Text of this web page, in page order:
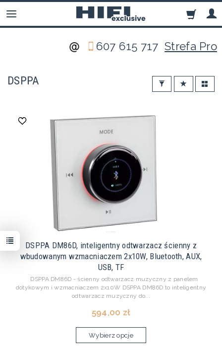
607 615 717Strefa Pro
DSPPA
DSPPA DM86D, inteligentny odtwarzacz ścienny z
wbudowanym wzmacniaczem 2x10W, Bluetooth, AUX,
USB, TF
DSPPA DM86D - ścienny odtwarzacz muzyczny z panelem
dotykowym i wzmacniaczem 2x10W DSPPA DM86D to inteligentny
odtwarzacz muzyczny do...
594,00 zł
Wybierz opcje